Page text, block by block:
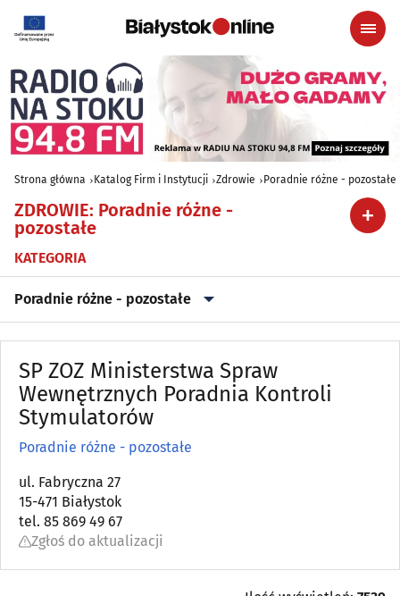
Strona główna Katalog Firm i Instytucji Zdrowie Poradnie różne - pozostałe
ZDROWIE: Poradnie różne -
pozostałe
KATEGORIA
Poradnie różne - pozostałe
Alergologia(18)
Ambulatoria(8)
Apteki(92)
Audiologia(5)
Chirurgia(47)
SP ZOZ Ministerstwa Spraw
Wewnętrznych Poradnia Kontroli
Stymulatorów
Poradnie różne - pozostałe
ul. Fabryczna 27
15-471 Białystok
tel. 85 869 49 67
Zgłoś do aktualizacji